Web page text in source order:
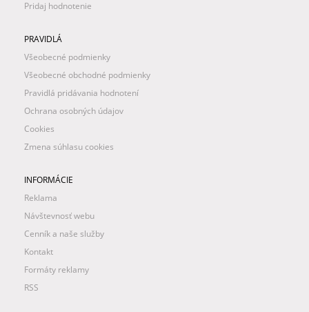
Pridaj hodnotenie
PRAVIDLÁ
Všeobecné podmienky
Všeobecné obchodné podmienky
Pravidlá pridávania hodnotení
Ochrana osobných údajov
Cookies
Zmena súhlasu cookies
INFORMÁCIE
Reklama
Návštevnosť webu
Cenník a naše služby
Kontakt
Formáty reklamy
RSS